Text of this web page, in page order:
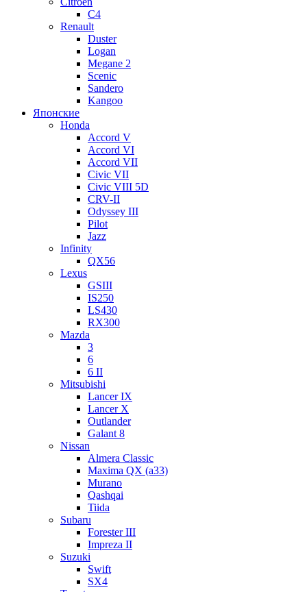
C4
Renault
Duster
Logan
Megane 2
Scenic
Sandero
Kangoo
Японские
Honda
Accord V
Accord VI
Accord VII
Civic VII
Civic VIII 5D
CRV-II
Odyssey III
Pilot
Jazz
Infinity
QX56
Lexus
GSIII
IS250
LS430
RX300
Mazda
3
6
6 II
Mitsubishi
Lancer IX
Lancer X
Outlander
Galant 8
Nissan
Almera Classic
Maxima QX (a33)
Murano
Qashqai
Tiida
Subaru
Forester III
Impreza II
Suzuki
Swift
SX4